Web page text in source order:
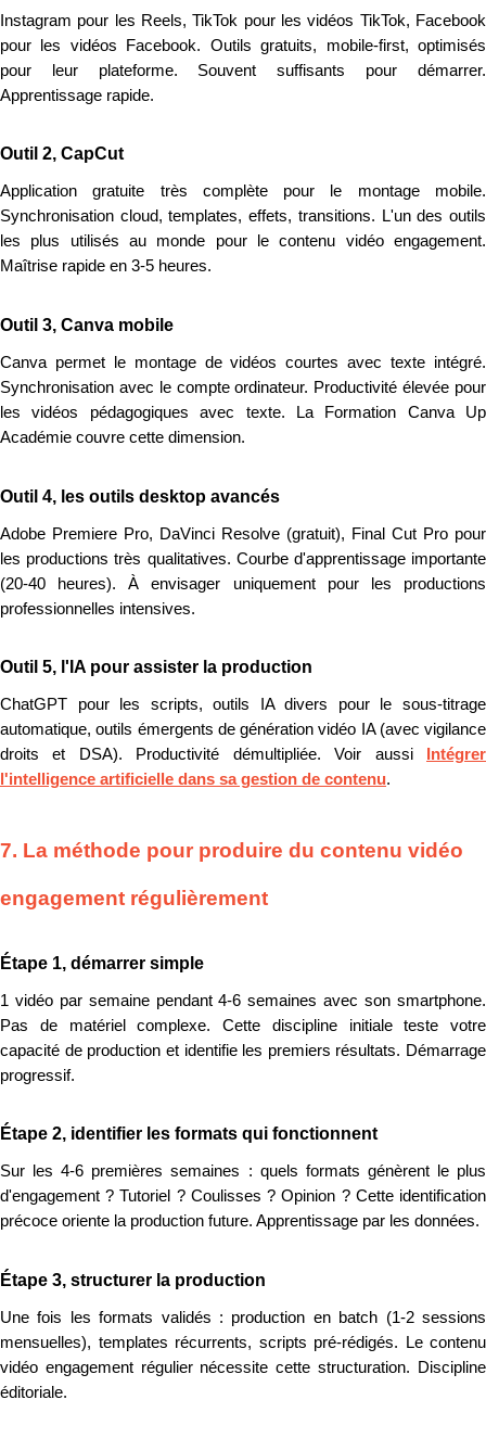
Instagram pour les Reels, TikTok pour les vidéos TikTok, Facebook
pour les vidéos Facebook. Outils gratuits, mobile-first, optimisés
pour leur plateforme. Souvent suffisants pour démarrer.
Apprentissage rapide.
Outil 2, CapCut
Application gratuite très complète pour le montage mobile.
Synchronisation cloud, templates, effets, transitions. L'un des outils
les plus utilisés au monde pour le contenu vidéo engagement.
Maîtrise rapide en 3-5 heures.
Outil 3, Canva mobile
Canva permet le montage de vidéos courtes avec texte intégré.
Synchronisation avec le compte ordinateur. Productivité élevée pour
les vidéos pédagogiques avec texte. La Formation Canva Up
Académie couvre cette dimension.
Outil 4, les outils desktop avancés
Adobe Premiere Pro, DaVinci Resolve (gratuit), Final Cut Pro pour
les productions très qualitatives. Courbe d'apprentissage importante
(20-40 heures). À envisager uniquement pour les productions
professionnelles intensives.
Outil 5, l'IA pour assister la production
ChatGPT pour les scripts, outils IA divers pour le sous-titrage
automatique, outils émergents de génération vidéo IA (avec vigilance
droits et DSA). Productivité démultipliée. Voir aussi
Intégrer
l'intelligence artificielle dans sa gestion de contenu.
7. La méthode pour produire du contenu vidéo
engagement régulièrement
Étape 1, démarrer simple
1 vidéo par semaine pendant 4-6 semaines avec son smartphone.
Pas de matériel complexe. Cette discipline initiale teste votre
capacité de production et identifie les premiers résultats. Démarrage
progressif.
Étape 2, identifier les formats qui fonctionnent
Sur les 4-6 premières semaines : quels formats génèrent le plus
d'engagement ? Tutoriel ? Coulisses ? Opinion ? Cette identification
précoce oriente la production future. Apprentissage par les données.
Étape 3, structurer la production
Une fois les formats validés : production en batch (1-2 sessions
mensuelles), templates récurrents, scripts pré-rédigés. Le contenu
vidéo engagement régulier nécessite cette structuration. Discipline
éditoriale.